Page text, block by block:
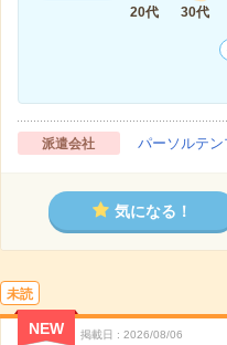
20代
30代
派遣会社 パーソルテ
気になる！
未読
NEW 掲載日 2026/08/06